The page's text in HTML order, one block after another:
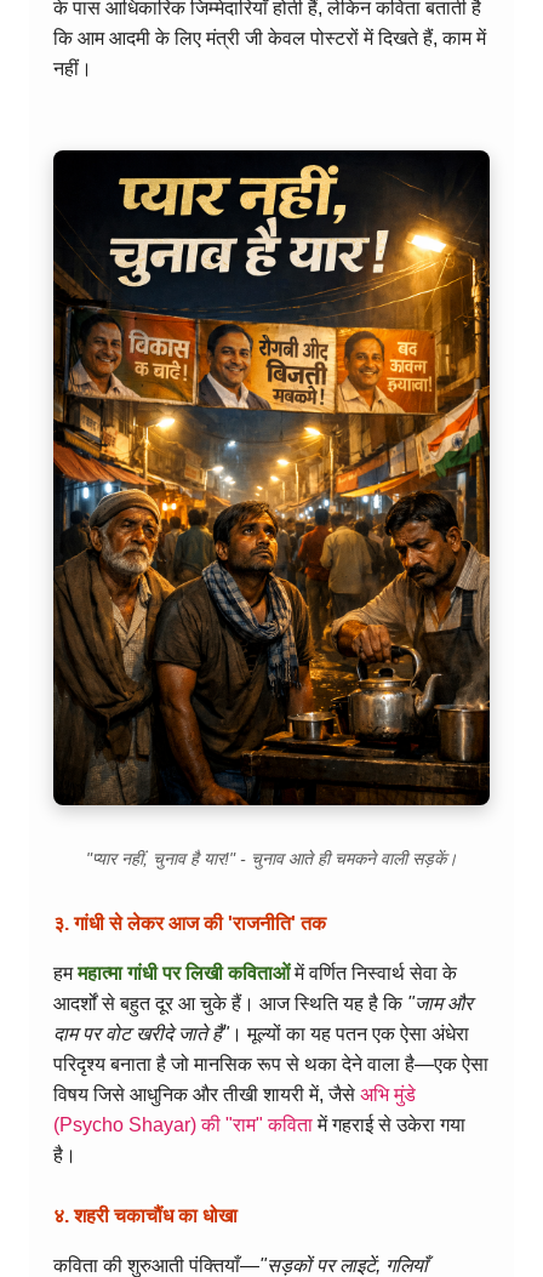
के पास आधिकारिक जिम्मेदारियाँ होती हैं, लेकिन कविता बताती है
कि आम आदमी के लिए मंत्री जी केवल पोस्टरों में दिखते हैं, काम में
नहीं।
"प्यार नहीं, चुनाव है यार!" - चुनाव आते ही चमकने वाली सड़कें।
३. गांधी से लेकर आज की 'राजनीति' तक
हममहात्मा गांधी पर लिखी कविताओंमें वर्णित निस्वार्थ सेवा के
आदर्शों से बहुत दूर आ चुके हैं। आज स्थिति यह है कि "जाम और
दाम पर वोट खरीदे जाते हैं"। मूल्यों का यह पतन एक ऐसा अंधेरा
परिदृश्य बनाता है जो मानसिक रूप से थका देने वाला है—एक ऐसा
विषय जिसे आधुनिक और तीखी शायरी में, जैसे अभि मुंडे
(Psycho Shayar) की "राम" कवितामें गहराई से उकेरा गया
है।
४. शहरी चकाचौंध का धोखा
कविता की शुरुआती पंक्तियाँ—"सड़कों पर लाइटें, गलियाँ